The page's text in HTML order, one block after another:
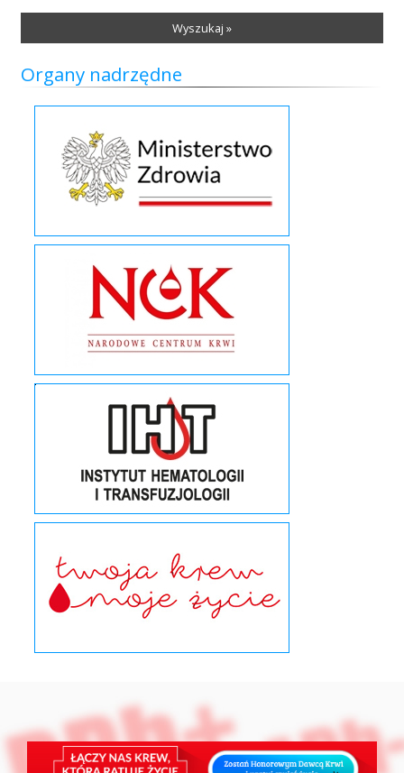
Wyszukaj »
Organy nadrzędne